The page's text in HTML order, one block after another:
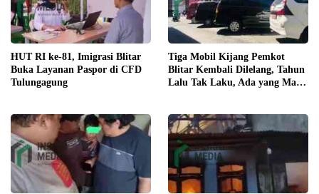
HUT RI ke-81, Imigrasi Blitar
Buka Layanan Paspor di CFD
Tulungagung
Tiga Mobil Kijang Pemkot
Blitar Kembali Dilelang, Tahun
Lalu Tak Laku, Ada yang Mau